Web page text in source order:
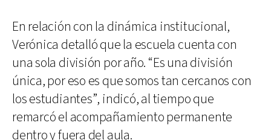
En relación con la dinámica institucional,
Verónica detalló que la escuela cuenta con
una sola división por año. “Es una división
única, por eso es que somos tan cercanos con
los estudiantes”, indicó, al tiempo que
remarcó el acompañamiento permanente
dentro y fuera del aula.